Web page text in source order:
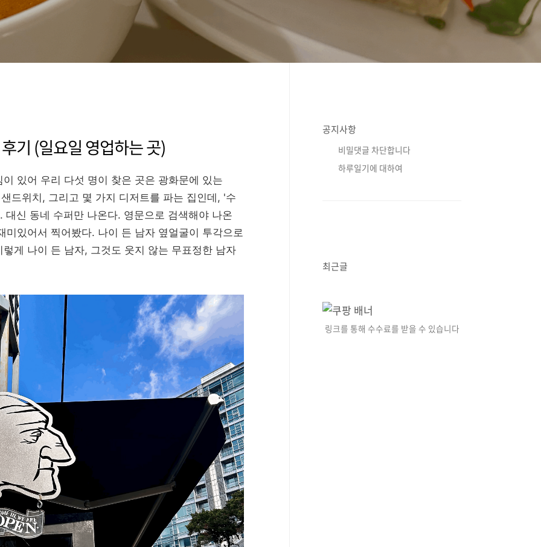
기 (일요일 영업하는 곳)
있어 우리 다섯 명이 찾은 곳은 광화문에 있는
드위치, 그리고 몇 가지 디저트를 파는 집인데, '수
신 동네 수퍼만 나온다. 영문으로 검색해야 나온
있어서 찍어봤다. 나이 든 남자 옆얼굴이 투각으로
게 나이 든 남자, 그것도 웃지 않는 무표정한 남자
공지사항
비밀댓글 차단합니다
하루일기에 대하여
최근글
링크를 통해 수수료를 받을 수 있습니다